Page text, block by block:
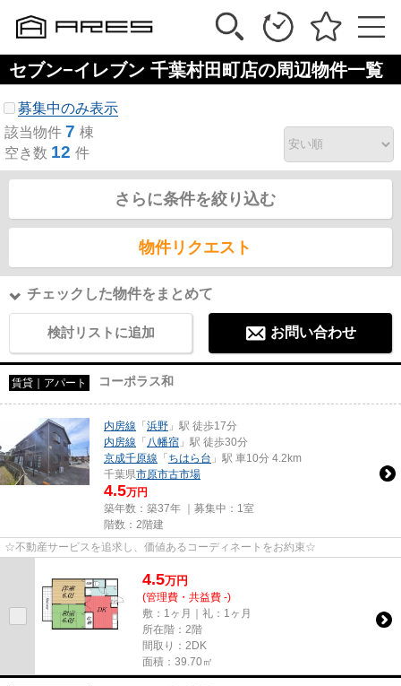
セブン−イレブン 千葉村田町店の周辺物件一覧
募集中のみ表示
該当物件 7 棟
空き数 12 件
さらに条件を絞り込む
物件リクエスト
チェックした物件をまとめて
検討リストに追加 お問い合わせ
賃貸｜アパート コーポラス和
内房線 「 浜野 」駅 徒歩17分
内房線 「 八幡宿 」駅 徒歩30分
京成千原線 「 ちはら台 」駅 車10分 4.2km
千葉県市原市古市場
4.5万円
築年数：築37年 ｜募集中： 1室
階数：2階建
☆不動産サービスを追求し、価値あるコーディネートをお約束☆
4.5万円
(管理費・共益費 -)
敷：1ヶ月｜礼：1ヶ月
所在階：2階
間取り：2DK
面積：39.70㎡